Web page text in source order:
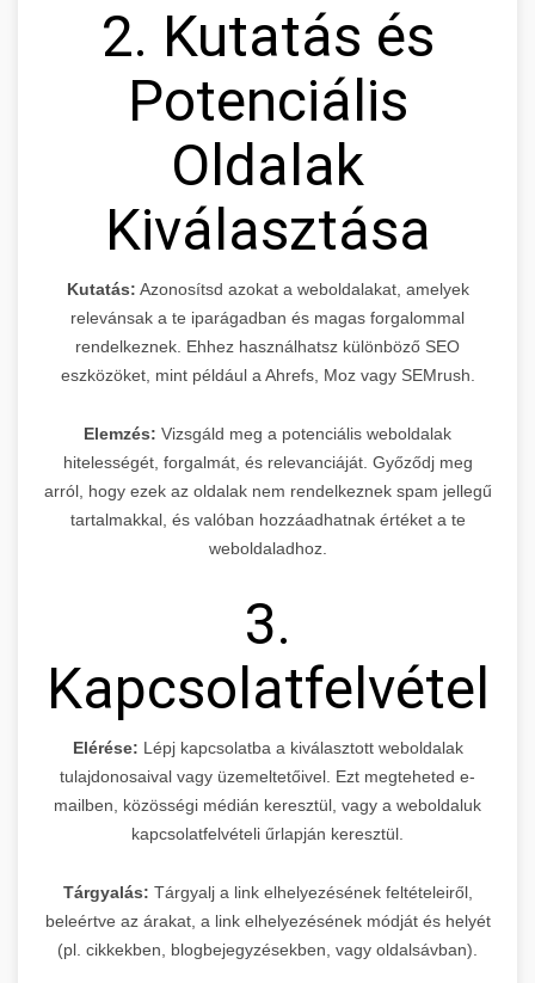
2. Kutatás és
Potenciális
Oldalak
Kiválasztása
Kutatás: Azonosítsd azokat a weboldalakat, amelyek
relevánsak a te iparágadban és magas forgalommal
rendelkeznek. Ehhez használhatsz különböző SEO
eszközöket, mint például a Ahrefs, Moz vagy SEMrush.
Elemzés: Vizsgáld meg a potenciális weboldalak
hitelességét, forgalmát, és relevanciáját. Győződj meg
arról, hogy ezek az oldalak nem rendelkeznek spam jellegű
tartalmakkal, és valóban hozzáadhatnak értéket a te
weboldaladhoz.
3.
Kapcsolatfelvétel
Elérése: Lépj kapcsolatba a kiválasztott weboldalak
tulajdonosaival vagy üzemeltetőivel. Ezt megteheted e-
mailben, közösségi médián keresztül, vagy a weboldaluk
kapcsolatfelvételi űrlapján keresztül.
Tárgyalás: Tárgyalj a link elhelyezésének feltételeiről,
beleértve az árakat, a link elhelyezésének módját és helyét
(pl. cikkekben, blogbejegyzésekben, vagy oldalsávban).